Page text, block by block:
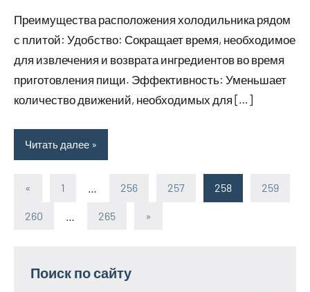
2023
Преимущества расположения холодильника рядом
с плитой: Удобство: Сокращает время, необходимое
для извлечения и возврата ингредиентов во время
приготовления пищи. Эффективность: Уменьшает
количество движений, необходимых для […]
Читать далее
Пагинация
«
Предыдущие
1 256 257 258 259
260 265
Следующие
»
Поиск по сайту